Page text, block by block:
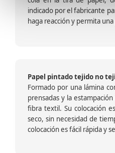
indicado por el fabricante
haga reacción y permita
Papel pintado tejido no
Formado por una lámina
prensadas y la
fibra textil. Su colocación
seco, sin necesidad de
colocación es fácil rápida y